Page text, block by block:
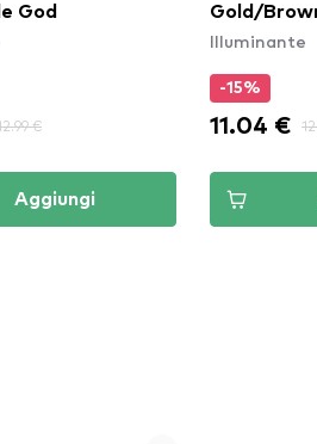
God
€
Aggiungi
Gold/
Illuminante
-15%
11.04 €